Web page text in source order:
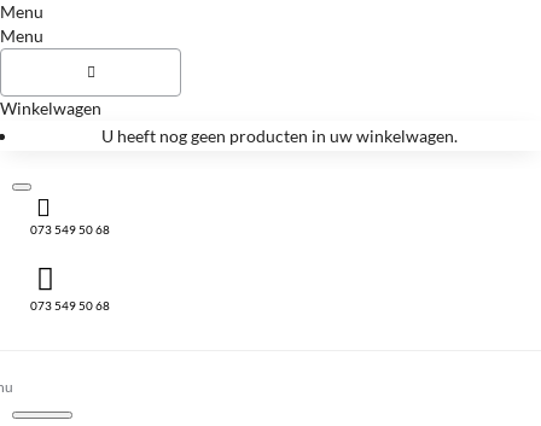
Menu
Menu
Winkelwagen
U heeft nog geen producten in uw winkelwagen.
073 549 50 68
073 549 50 68